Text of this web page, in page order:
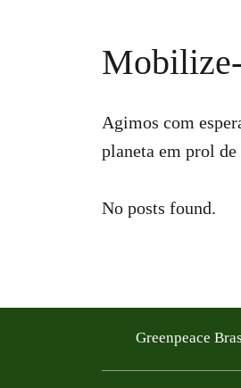
Agimos com
planeta em prol
No posts found.
Greenpeace